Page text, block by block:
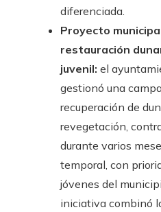
diferenciada.
Proyecto
restauración
juvenil: el
gestionó una
recuperación de
revegetación,
durante varios
temporal, con
jóvenes del
iniciativa combinó